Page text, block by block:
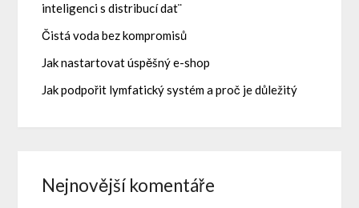
inteligenci s distribucí dat¨
Čistá voda bez kompromisů
Jak nastartovat úspěšný e-shop
Jak podpořit lymfatický systém a proč je důležitý
Nejnovější komentáře